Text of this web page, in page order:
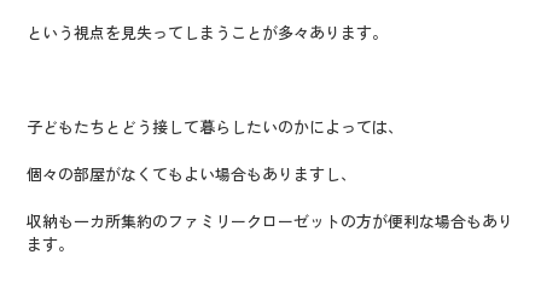
という視点を見失ってしまうことが多々あります。
子どもたちとどう接して暮らしたいのかによっては、
個々の部屋がなくてもよい場合もありますし、
収納も一カ所集約のファミリークローゼットの方が便利な場合もあり
ます。